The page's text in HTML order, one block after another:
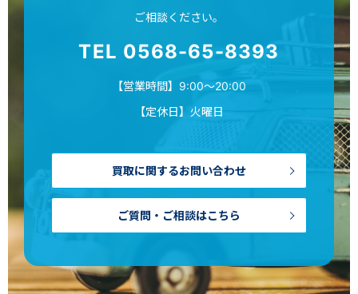
ご相談ください。
TEL 0568-65-8393
【営業時間】9:00～20:00
【定休日】火曜日
買取に関するお問い合わせ
ご質問・ご相談はこちら